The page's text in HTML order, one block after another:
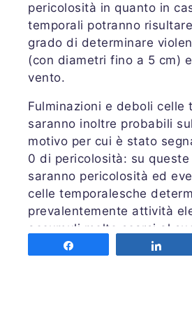
pericolosità in quanto in
temporali potranno
grado di determinare
(con diametri fino a 5 cm)
vento.
Fulminazioni e deboli celle
saranno inoltre probabili
motivo per cui è stato
0 di pericolosità: su queste
saranno pericolosità ed
celle temporalesche
prevalentemente attività
accumuli molto scarsi al
dettagli sul bollettino